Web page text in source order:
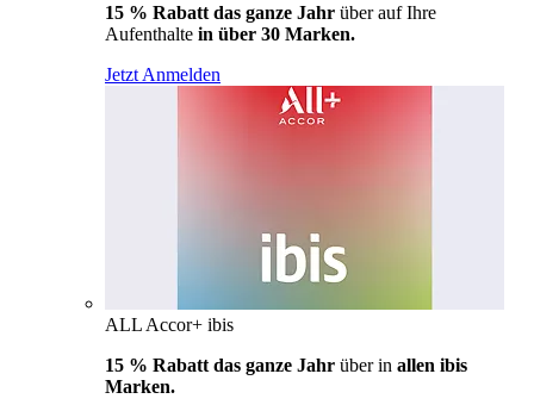
15 % Rabatt das ganze Jahr über auf Ihre
Aufenthalte in über 30 Marken.
Jetzt Anmelden
ALL Accor+ ibis
15 % Rabatt das ganze Jahr über in allen ibis
Marken.